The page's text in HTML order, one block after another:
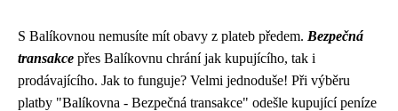
S Balíkovnou nemusíte mít obavy z plateb předem. Bezpečná
transakce přes Balíkovnu chrání jak kupujícího, tak i
prodávajícího. Jak to funguje? Velmi jednoduše! Při výběru
platby "Balíkovna - Bezpečná transakce" odešle kupující peníze